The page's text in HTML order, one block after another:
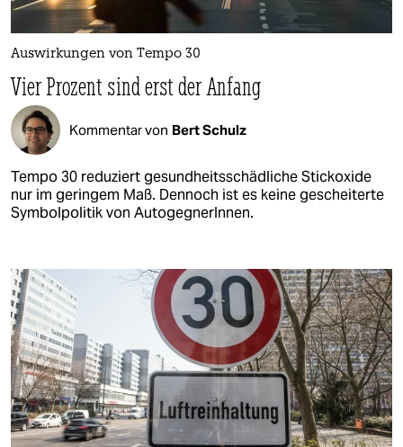
Auswirkungen von Tempo 30
Vier Prozent sind erst der Anfang
Kommentar von Bert Schulz
Tempo 30 reduziert gesundheitsschädliche Stickoxide
nur im geringem Maß. Dennoch ist es keine gescheiterte
Symbolpolitik von AutogegnerInnen.